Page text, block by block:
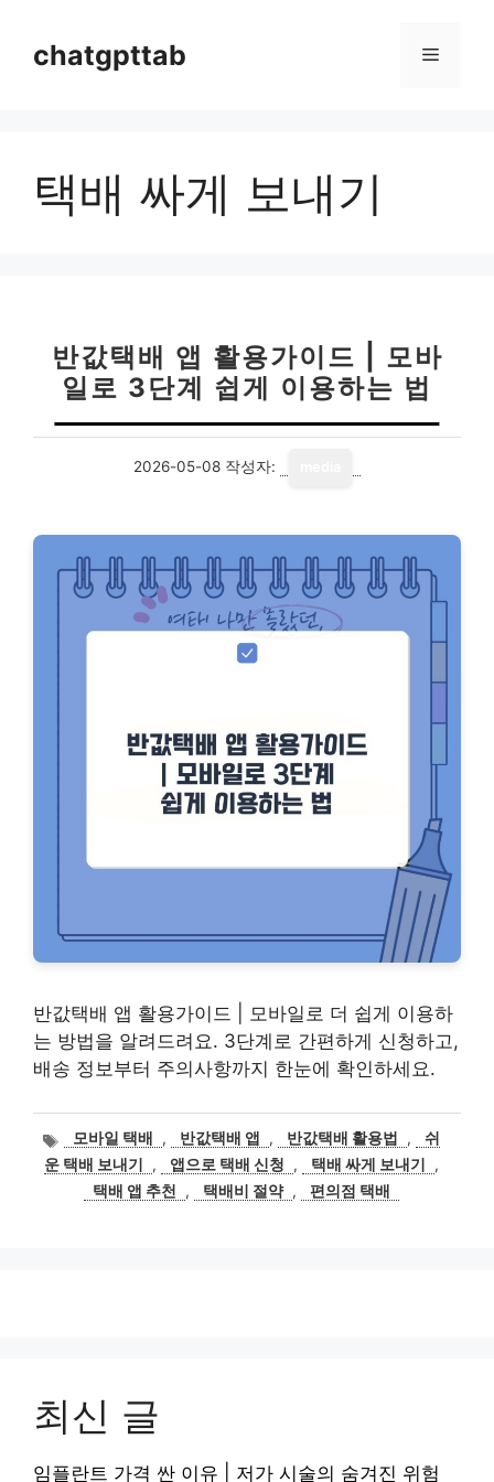
chatgpttab 메
택배 싸게 보내기
반값택배 앱 활용가이드 | 모바
일로 3단계 쉽게 이용하는 법
2026-05-08 작성자:
반값택배 앱 활용가이드 | 모바일로 더 쉽게 이용하
는 방법을 알려드려요. 3단계로 간편하게 신청하고,
배송 정보부터 주의사항까지 한눈에 확인하세요.
태
그
모바일 택배 , 반값택배 앱 , 반값택배 활용법 ,
쉬
운 택배 보내기
, 앱으로 택배 신청 , 택배 싸게 보내기
,
택배 앱 추천
, 택배비 절약 , 편의점 택배
최신 글
임플란트 가격 싼 이유 | 저가 시술의 숨겨진 위험